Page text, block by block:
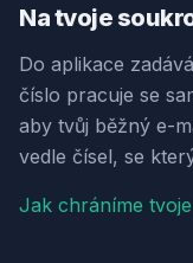
Na tvoje
Do aplikace
číslo pracuje se
aby tvůj běžný e-
vedle čísel, se
Jak chráníme